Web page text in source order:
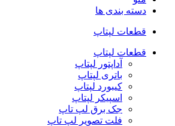
دسته بندی ها
قطعات لپتاپ
قطعات لپتاپ
آداپتور لپتاپ
باتری لپتاپ
کیبورد لپتاپ
اسپیکر لپتاپ
جک برق لپ تاپ
فلت تصویر لپ تاپ